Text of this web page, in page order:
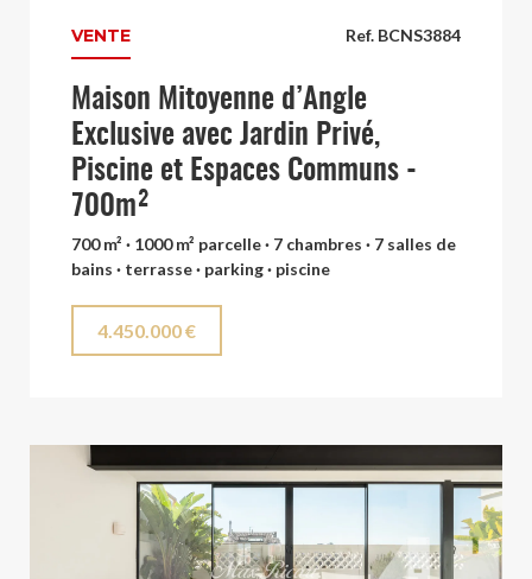
Ref. BCNS3884
VENTE
Maison Mitoyenne d’Angle
Exclusive avec Jardin Privé,
Piscine et Espaces Communs -
700m²
700 m² · 1000 m² parcelle · 7 chambres · 7 salles de
bains · terrasse · parking · piscine
4.450.000 €